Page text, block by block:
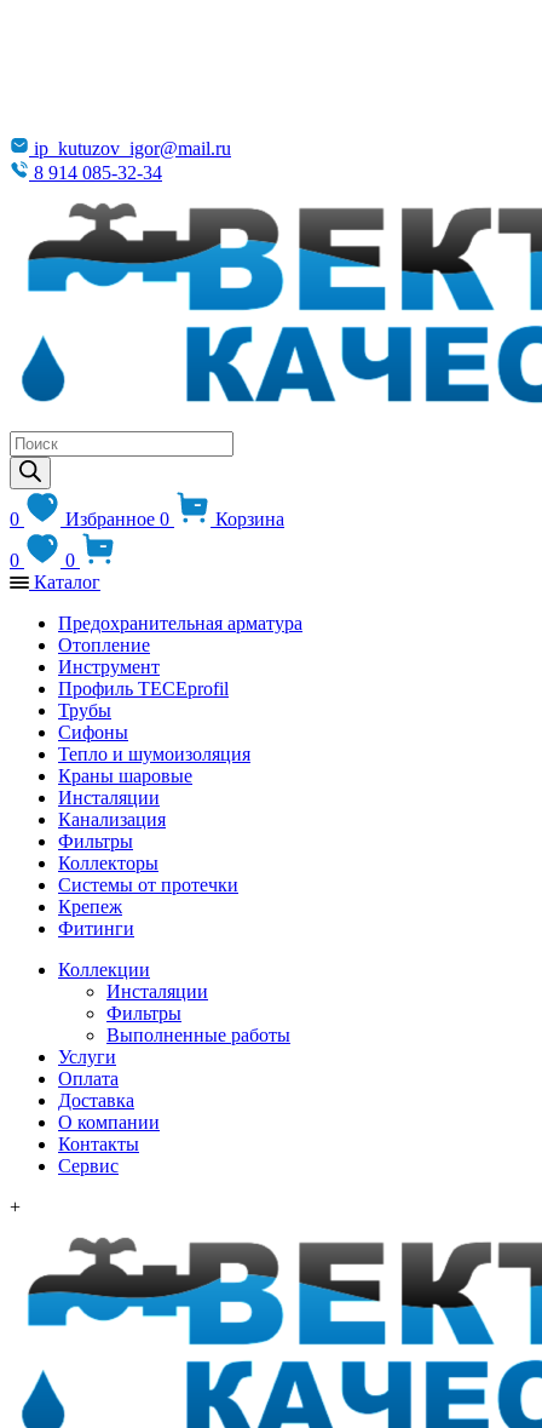
ip_kutuzov_igor@mail.ru
8 914 085-32-34
Поиск
товаров
0 Избранное 0
Корзина
0
0
Каталог
Предохранительная арматура
Отопление
Инструмент
Профиль TECEprofil
Трубы
Сифоны
Тепло и шумоизоляция
Краны шаровые
Инсталяции
Канализация
Фильтры
Коллекторы
Системы от протечки
Крепеж
Фитинги
Коллекции
Инсталяции
Фильтры
Выполненные работы
Услуги
Оплата
Доставка
О компании
Контакты
Сервис
+